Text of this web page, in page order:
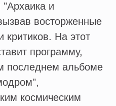
и
восторженные
критиков. На этот
программу,
последнем альбоме
космическим